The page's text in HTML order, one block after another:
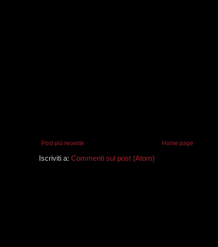
Post più recente Home page
Iscriviti a: Commenti sul post (Atom)